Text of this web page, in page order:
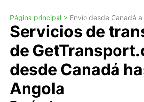
Página principal > Envío desde Canadá a
Servicios de
de
desde Canadá
Angola